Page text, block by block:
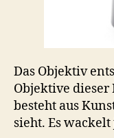
Das Objektiv
Objektive dieser
besteht aus
sieht. Es